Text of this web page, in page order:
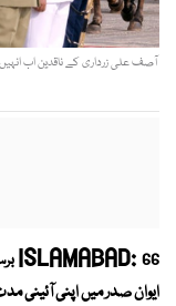
آصف علی زرداری کے ناقدین اب
ISLAMABAD:
ایوان صدر میں اپنی آئینی